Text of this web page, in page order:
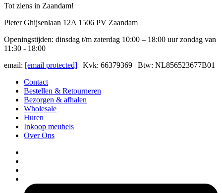
Tot ziens in Zaandam!
Pieter Ghijsenlaan 12A 1506 PV Zaandam
Openingstijden: dinsdag t/m zaterdag 10:00 – 18:00 uur zondag van
11:30 - 18:00
email: [email protected] | Kvk: 66379369 | Btw: NL856523677B01
Contact
Bestellen & Retourneren
Bezorgen & afhalen
Wholesale
Huren
Inkoop meubels
Over Ons